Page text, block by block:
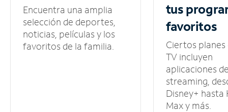
Encuentra una amplia
selección de deportes,
noticias, películas y los
favoritos de la familia.
tus
favoritos
Ciertos planes
TV incluyen
aplicaciones
streaming,
Disney+ hasta
Max y más.